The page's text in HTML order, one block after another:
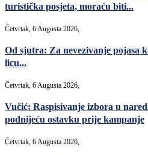
turistička posjeta, moraću biti...
Četvrtak, 6 Augusta 2026,
Od sjutra: Za nevezivanje pojasa
licu...
Četvrtak, 6 Augusta 2026,
Vučić: Raspisivanje izbora u
podnijeću ostavku prije kampanje
Četvrtak, 6 Augusta 2026,